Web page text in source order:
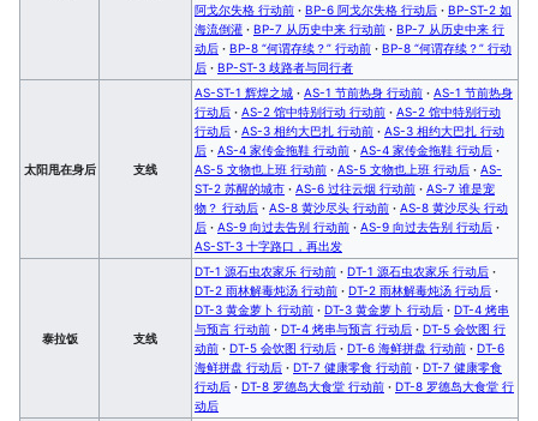
阿戈尔失格 行动前 · BP-6 阿戈尔失格 行动后 · BP-ST-2 如
海流倒灌 · BP-7 从历史中来 行动前 · BP-7 从历史中来 行
动后 · BP-8 “何谓存续？” 行动前 · BP-8 “何谓存续？” 行动
后 · BP-ST-3 歧路者与同行者
太阳甩在身后 支线
AS-ST-1 辉煌之城 · AS-1 节前热身 行动前 · AS-1 节前热身
行动后 · AS-2 馆中特别行动 行动前 · AS-2 馆中特别行动
行动后 · AS-3 相约大巴扎 行动前 · AS-3 相约大巴扎 行动
后 · AS-4 家传金拖鞋 行动前 · AS-4 家传金拖鞋 行动后 ·
AS-5 文物也上班 行动前 · AS-5 文物也上班 行动后 · AS-
ST-2 苏醒的城市 · AS-6 过往云烟 行动前 · AS-7 谁是宠
物？ 行动后 · AS-8 黄沙尽头 行动前 · AS-8 黄沙尽头 行动
后 · AS-9 向过去告别 行动前 · AS-9 向过去告别 行动后 ·
AS-ST-3 十字路口，再出发
泰拉饭 支线
DT-1 源石虫农家乐 行动前 · DT-1 源石虫农家乐 行动后 ·
DT-2 雨林解毒炖汤 行动前 · DT-2 雨林解毒炖汤 行动后 ·
DT-3 黄金萝卜 行动前 · DT-3 黄金萝卜 行动后 · DT-4 烤串
与预言 行动前 · DT-4 烤串与预言 行动后 · DT-5 会饮图 行
动前 · DT-5 会饮图 行动后 · DT-6 海鲜拼盘 行动前 · DT-6
海鲜拼盘 行动后 · DT-7 健康零食 行动前 · DT-7 健康零食
行动后 · DT-8 罗德岛大食堂 行动前 · DT-8 罗德岛大食堂 行
动后